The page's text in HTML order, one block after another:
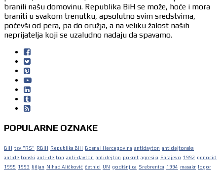
branili našu domovinu. Republika BiH se može, hoće i mora
braniti u svakom trenutku, apsolutno svim sredstvima,
počevši od pera, pa do oružja, a na veliku žalost naših
neprijatelja koji se uzaludno nadaju da spavamo.
POPULARNE OZNAKE
BiH tzv."RS" RBiH Republika BiH Bosna i Hercegovina antidayton antidejtonska
antidejtonski anti-dejton anti-dayton antidejton pokret agresija Sarajevo 1992 genocid
1995 1993 ljiljan Nihad Aličković četnici UN godišnjica Srebrenica 1994 masakr logor